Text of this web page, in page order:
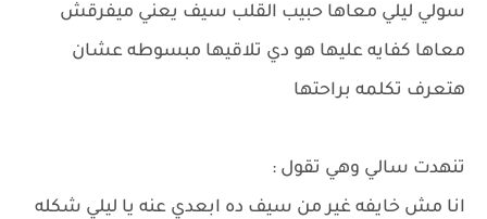
سولي ليلي معاها حبيب القلب سيف يعني ميفرقش
معاها كفايه عليها هو دي تلاقيها مبسوطه عشان
هتعرف تكلمه براحتها
تنهدت سالي وهي تقول :
انا مش خايفه غير من سيف ده ابعدي عنه يا ليلي شكله